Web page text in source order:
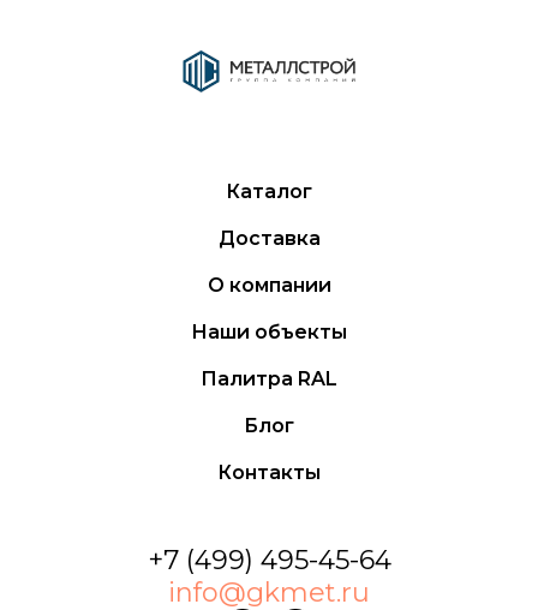
Каталог
Доставка
О компании
Наши объекты
Палитра RAL
Блог
Контакты
+7 (499) 495-45-64
info@gkmet.ru